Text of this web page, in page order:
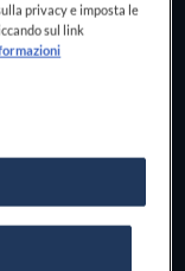
te
privacy e imposta le
sul link